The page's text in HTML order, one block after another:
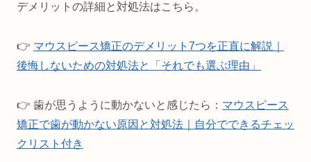
デメリットの詳細と対処法はこちら。
👉 マウスピース矯正のデメリット7つを正直に解説｜
後悔しないための対処法と「それでも選ぶ理由」
👉 歯が思うように動かないと感じたら： マウスピース
矯正で歯が動かない原因と対処法｜自分でできるチェッ
クリスト付き